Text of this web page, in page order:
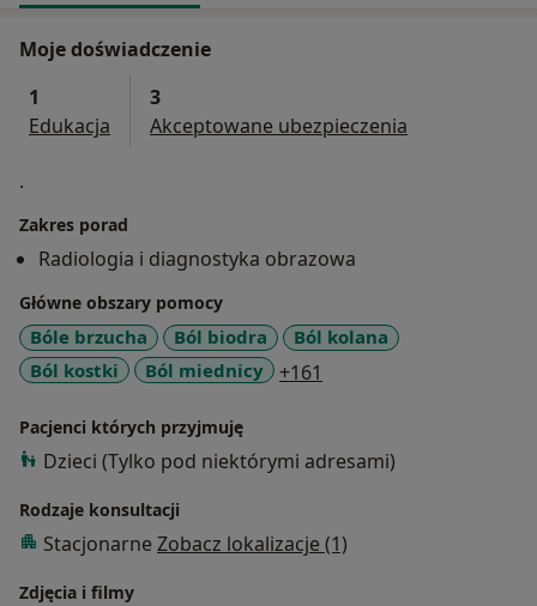
Moje doświadczenie
1
Edukacja
3
Akceptowane ubezpieczenia
.
Zakres porad
Radiologia i diagnostyka obrazowa
Główne obszary pomocy
Bóle brzucha Ból biodra
Ból kolana
Ból kostki
Ból miednicy +161
Pacjenci których przyjmuję
Dzieci (Tylko pod niektórymi adresami)
Rodzaje konsultacji
Stacjonarne Zobacz lokalizacje (1)
Zdjęcia i filmy